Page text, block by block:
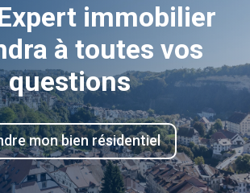
immobilier
à toutes vos
questions
mon bien résidentiel